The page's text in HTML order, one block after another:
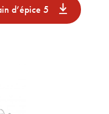
d’épice 5